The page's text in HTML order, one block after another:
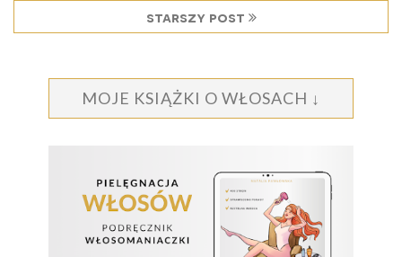
starszy post
MOJE KSIĄŻKI O WŁOSACH ↓